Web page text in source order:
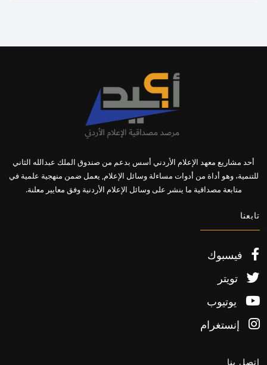
أحد مشاريع معهد الإعلام الأردني أسس بدعم من صندوق الملك عبدالله الثاني
للتنمية، وهو أداة من أدوات مساءلة وسائل الإعلام, يعمل ضمن منهجية علمية في
متابعة مصداقية ما ينشر على وسائل الإعلام الأردنية وفق معايير معلنة.
تابعنا
فيسبوك
تويتر
يوتيوب
إنستغرام
اتصل بنا